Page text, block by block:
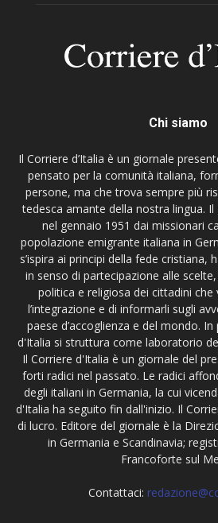
Chi siamo
Il Corriere d’Italia è un giornale
pensato per la comunità italiana,
persone, ma che trova sempre più
tedesca amante della nostra lingua.
nel gennaio 1951 dai missionari
popolazione emigrante italiana in
s’ispira ai principi della fede cristiana,
in senso di partecipazione alle
politica e religiosa dei cittadini che
l’integrazione e di informarli sugli
paese d’accoglienza e del mondo.
d'Italia si struttura come laboratorio
Il Corriere d'Italia è un giornale del
forti radici nel passato. Le radici
degli italiani in Germania, la cui
d'Italia ha seguito fin dall'inizio. Il
di lucro. Editore del giornale è la
in Germania e Scandinavia;
Francoforte sul
Contattaci: